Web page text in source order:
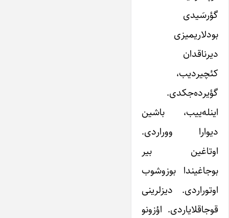
گؤرسَیدی
بودلاریمیزی
دیرناقدان
کئچیردیب،
گؤیرده‌جکدی.
اینله‌ییب، باشین
دیوارا ووراردی.
اوتاغین بیر
بوجاغیندا بوزوشوب
اوتوراردی. دیزلرینی
قوجاقلایاردی. اؤزونو